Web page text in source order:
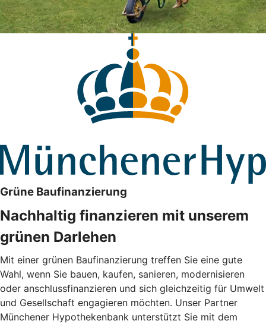
Grüne Baufinanzierung
Nachhaltig finanzieren mit unserem
grünen Darlehen
Mit einer grünen Baufinanzierung treffen Sie eine gute
Wahl, wenn Sie bauen, kaufen, sanieren, modernisieren
oder anschlussfinanzieren und sich gleichzeitig für Umwelt
und Gesellschaft engagieren möchten. Unser Partner
Münchener Hypothekenbank unterstützt Sie mit dem